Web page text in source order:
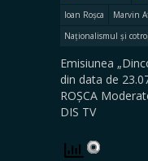
Ioan Roșca
Marvin
Naționalismul și
Emisiunea
din data de
ROȘCA
DIS TV